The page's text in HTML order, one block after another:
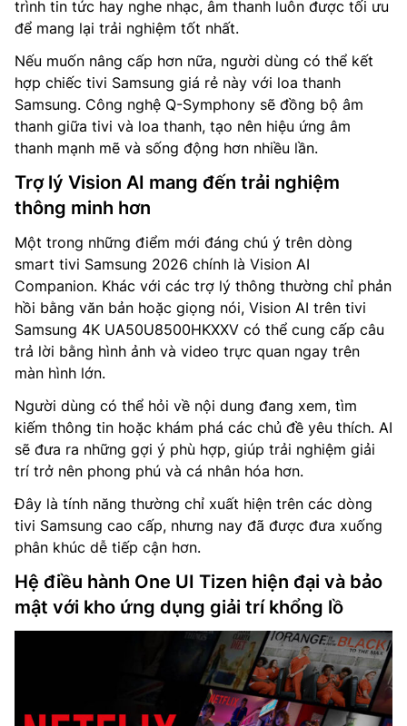
trình tin tức hay nghe nhạc, âm thanh luôn được tối ưu
để mang lại trải nghiệm tốt nhất.
Nếu muốn nâng cấp hơn nữa, người dùng có thể kết
hợp chiếc tivi Samsung giá rẻ này với loa thanh
Samsung. Công nghệ Q-Symphony sẽ đồng bộ âm
thanh giữa tivi và loa thanh, tạo nên hiệu ứng âm
thanh mạnh mẽ và sống động hơn nhiều lần.
Trợ lý Vision AI mang đến trải nghiệm
thông minh hơn
Một trong những điểm mới đáng chú ý trên dòng
smart tivi Samsung 2026 chính là Vision AI
Companion. Khác với các trợ lý thông thường chỉ phản
hồi bằng văn bản hoặc giọng nói, Vision AI trên tivi
Samsung 4K UA50U8500HKXXV có thể cung cấp câu
trả lời bằng hình ảnh và video trực quan ngay trên
màn hình lớn.
Người dùng có thể hỏi về nội dung đang xem, tìm
kiếm thông tin hoặc khám phá các chủ đề yêu thích. AI
sẽ đưa ra những gợi ý phù hợp, giúp trải nghiệm giải
trí trở nên phong phú và cá nhân hóa hơn.
Đây là tính năng thường chỉ xuất hiện trên các dòng
tivi Samsung cao cấp, nhưng nay đã được đưa xuống
phân khúc dễ tiếp cận hơn.
Hệ điều hành One UI Tizen hiện đại và bảo
mật với kho ứng dụng giải trí khổng lồ